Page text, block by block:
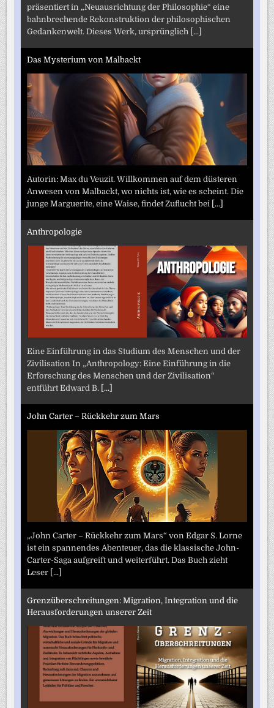
präsentiert in „Neuausrichtung der Philosophie“ eine
bahnbrechende Rekonstruktion der philosophischen
Gedankenwelt. Dieses Werk, ursprünglich [...]
Das Mysterium von Malbackt
Autorin: Max du Veuzit. Willkommen auf dem düsteren
Anwesen von Malbackt, wo nichts ist, wie es scheint. Die
junge Marguerite, eine Waise, findet Zuflucht bei [...]
Anthropologie
Eine Einführung in das Studium des Menschen und der
Zivilisation In „Anthropology: Eine Einführung in die
Erforschung des Menschen und der Zivilisation“
entführt Edward B. [...]
John Carter – Rückkehr zum Mars
„John Carter – Rückkehr zum Mars“ von Edgar S. Lorne
ist ein spannendes Abenteuer, das die klassische John-
Carter-Saga aufgreift und weiterführt. Das Buch zieht
Leser [...]
Grenzüberschreitungen: Migration, Integration und die
Herausforderungen unserer Zeit